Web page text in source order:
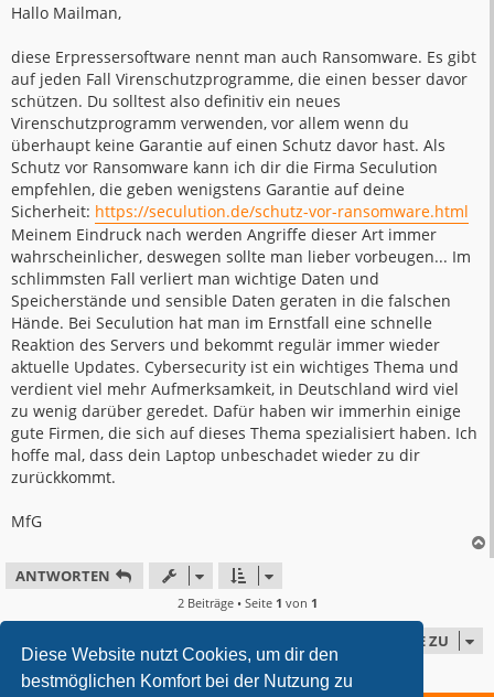
Diese Website nutzt Cookies, um dir den
bestmöglichen Komfort bei der Nutzung zu
i
t
a
g
Hallo Mailman,
diese Erpressersoftware nennt man auch Ransomware. Es gibt
auf jeden Fall Virenschutzprogramme, die einen besser davor
schützen. Du solltest also definitiv ein neues
Virenschutzprogramm verwenden, vor allem wenn du
überhaupt keine Garantie auf einen Schutz davor hast. Als
Schutz vor Ransomware kann ich dir die Firma Seculution
empfehlen, die geben wenigstens Garantie auf deine
Sicherheit: https://seculution.de/schutz-vor-ransomware.html
Meinem Eindruck nach werden Angriffe dieser Art immer
wahrscheinlicher, deswegen sollte man lieber vorbeugen... Im
schlimmsten Fall verliert man wichtige Daten und
Speicherstände und sensible Daten geraten in die falschen
Hände. Bei Seculution hat man im Ernstfall eine schnelle
Reaktion des Servers und bekommt regulär immer wieder
aktuelle Updates. Cybersecurity ist ein wichtiges Thema und
verdient viel mehr Aufmerksamkeit, in Deutschland wird viel
zu wenig darüber geredet. Dafür haben wir immerhin einige
gute Firmen, die sich auf dieses Thema spezialisiert haben. Ich
hoffe mal, dass dein Laptop unbeschadet wieder zu dir
zurückkommt.
MfG
ANTWORTEN
2 Beiträge • Seite 1 von 1
GEHE ZU